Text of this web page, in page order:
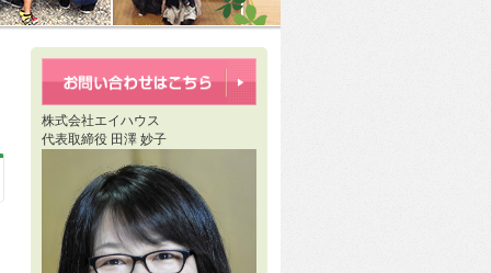
株式会社エイハウス
代表取締役 田澤 妙子